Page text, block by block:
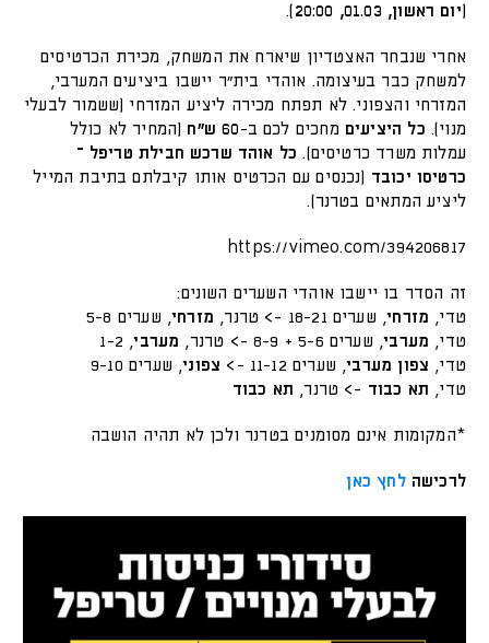
(יום ראשון, 01.03, 20:00)
.
אחרי שנבחר האצטדיון שיארח את המשחק, מכירת הכרטיסים
למשחק כבר בעיצומה. אוהדי בית״ר יישבו ביציעים המערבי,
המזרחי והצפוני. לא תפתח מכירה ליציע המזרחי (ששמור לבעלי
מנוי). כל היציעים מחכים לכם ב-60 ש"ח
(המחיר לא כולל
עמלות משרד כרטיסים). כל אוהד שרכש חבילת טריפל –
כרטיסו יכובד (נכנסים עם הכרטיס אותו קיבלתם בתיבת המייל
ליציע המתאים בטרנר).
https://vimeo.com/394206817
זה הסדר בו יישבו אוהדי השערים השונים:
טדי, מזרחי, שערים 18-21 -> טרנר, מזרחי, שערים 5-8
טדי, מערבי, שערים 5-6 + 8-9 -> טרנר, מערבי, 1-2
טדי, צפון מערבי, שערים 11-12 -> צפוני, שערים 9-10
טדי, תא כבוד -> טרנר, תא כבוד
*המקומות אינם מסומנים בטרנר ולכן לא תהיה הושבה
לרכישהלחץ כאן